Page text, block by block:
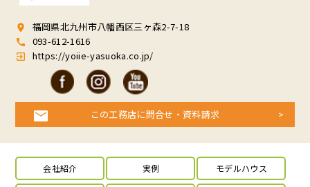
room 福岡県北九州市八幡西区三ヶ森2-7-18
call 093-612-1616
exit_to_app https://yoiie-yasuoka.co.jp/
この工務店に問合せ・資料請求
会社紹介 実例 モデルハウス